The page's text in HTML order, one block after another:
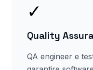
✓
Quality
QA engineer e